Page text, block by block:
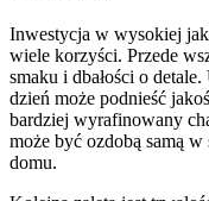
Inwestycja w wysokiej
wiele korzyści. Przede
smaku i dbałości o
dzień może podnieść
bardziej wyrafinowany
może być ozdobą samą
domu.